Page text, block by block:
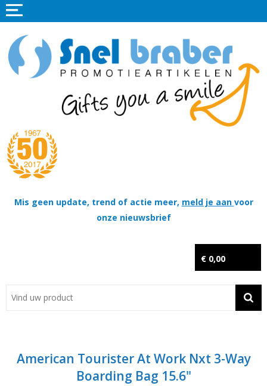
Mis geen update, trend of actie meer, meld je aan voor
onze nieuwsbrief
€ 0,00
Home
Promotieartikelen
Tassen
Thema's
Contact
Wil je snel een advies? Bel nu 053-7920045 of 06-55731304
American Tourister At Work Nxt 3-Way
Boarding Bag 15.6"